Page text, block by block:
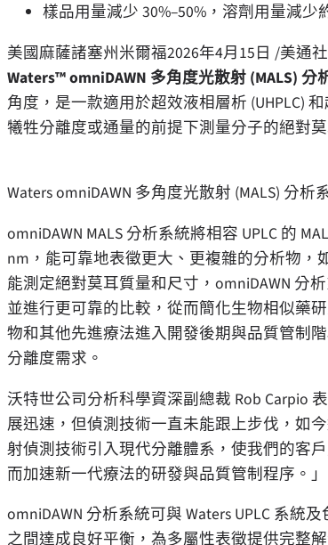
樣品用量減少 30%–50%，溶劑用量減少
美國麻薩諸塞州米爾福2026年4月15日 /美通
Waters™ omniDAWN 多角度光散射 (MALS) 分
角度，是一款適用於超效液相層析 (UHPLC)
犧牲分離度或通量的前提下測量分子的絕對
Waters omniDAWN 多角度光散射 (MALS) 分析
omniDAWN MALS 分析系統將相容 UPLC 的
nm，能可靠地表徵更大、更複雜的分析物，
能測定絕對莫耳質量和尺寸，omniDAWN 分
並進行更可靠的比較，從而簡化生物相似藥
物和其他先進療法進入開發後期與品質管制
分離度需求。
沃特世公司分析科學資深副總裁 Rob Carpio
展迅速，但偵測技術一直未能跟上步伐，如
射偵測技術引入現代分離體系，使我們的客
而加速新一代療法的研發與品質管制程序。」
omniDAWN 分析系統可與 Waters UPLC 系
之間達成良好平衡，為多屬性表徵提供完整